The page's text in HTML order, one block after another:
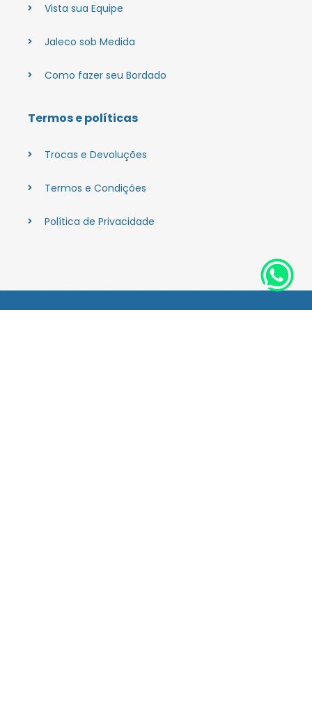
Vista sua Equipe
Jaleco sob Medida
Como fazer seu Bordado
Termos e políticas
Trocas e Devoluções
Termos e Condições
Política de Privacidade